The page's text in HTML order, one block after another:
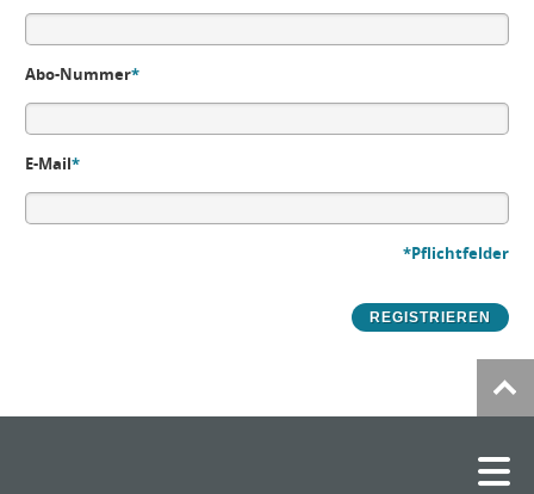
Abo-Nummer*
E-Mail*
*Pflichtfelder